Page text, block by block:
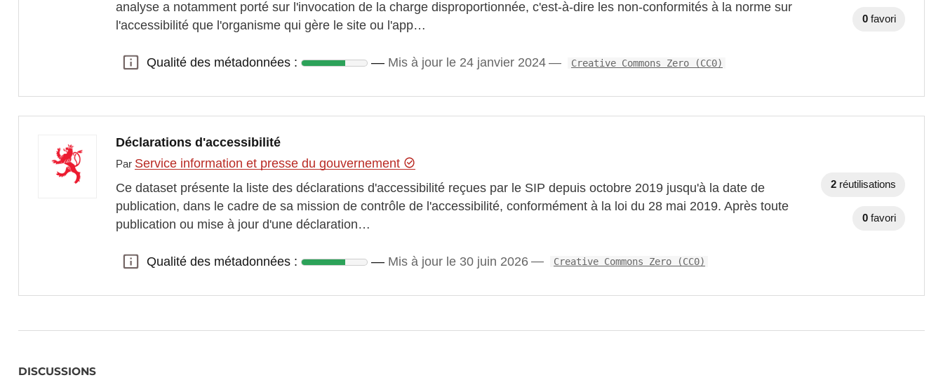
analyse a notamment porté sur l'invocation de la charge disproportionnée, c'est-à-dire les non-conformités à la norme sur
l'accessibilité que l'organisme qui gère le site ou l'app…
Qualité des métadonnées :
Qualité des métadonnées : Mis à jour le 24 janvier 2024 Creative Commons Zero (CC0)
0 favori
Déclarations d'accessibilité
Par Service information et presse du gouvernement
Ce dataset présente la liste des déclarations d'accessibilité reçues par le SIP depuis octobre 2019 jusqu'à la date de
publication, dans le cadre de sa mission de contrôle de l'accessibilité, conformément à la loi du 28 mai 2019. Après toute
publication ou mise à jour d'une déclaration…
Qualité des métadonnées :
Qualité des métadonnées : Mis à jour le 30 juin 2026 Creative Commons Zero (CC0)
2 réutilisations
0 favori
DISCUSSIONS